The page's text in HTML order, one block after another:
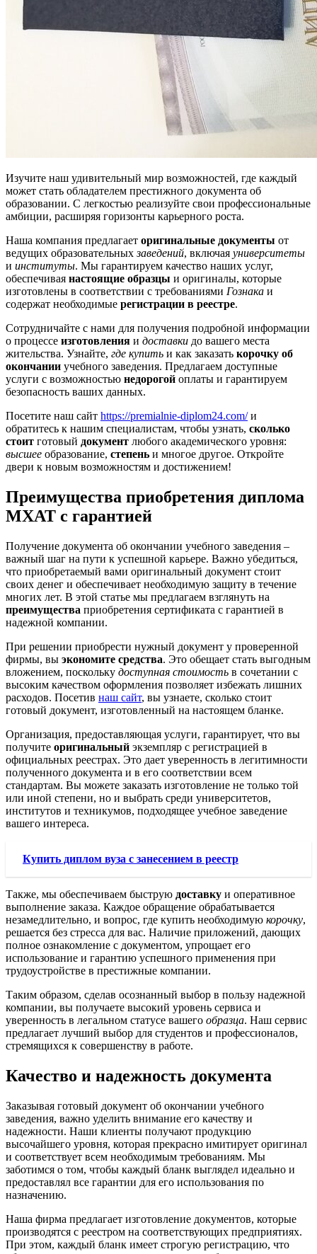
Изучите наш удивительный мир возможностей, где каждый
может стать обладателем престижного документа об
образовании. С легкостью реализуйте свои профессиональные
амбиции, расширяя горизонты карьерного роста.
Наша компания предлагает оригинальные документы от
ведущих образовательныхзаведений, включая университеты
и институты. Мы гарантируем качество наших услуг,
обеспечивая настоящие образцы и оригиналы, которые
изготовлены в соответствии с требованиями Гознака и
содержат необходимые регистрации в реестре.
Сотрудничайте с нами для получения подробной информации
о процессе изготовления и доставки до вашего места
жительства. Узнайте, где купить и как заказать корочку об
окончании учебного заведения. Предлагаем доступные
услуги с возможностью недорогой оплаты и гарантируем
безопасность ваших данных.
Посетите наш сайт https://premialnie-diplom24.com/и
обратитесь к нашим специалистам, чтобы узнать, сколько
стоит готовый документ любого академического уровня:
высшее образование, степень и многое другое. Откройте
двери к новым возможностям и достижением!
Преимущества приобретения диплома
МХАТ с гарантией
Получение документа об окончании учебного заведения –
важный шаг на пути к успешной карьере. Важно убедиться,
что приобретаемый вами оригинальный документ стоит
своих денег и обеспечивает необходимую защиту в течение
многих лет. В этой статье мы предлагаем взглянуть на
преимущества приобретения сертификата с гарантией в
надежной компании.
При решении приобрести нужный документ у проверенной
фирмы, вы экономите средства. Это обещает стать выгодным
вложением, поскольку доступная стоимость в сочетании с
высоким качеством оформления позволяет избежать лишних
расходов. Посетив наш сайт, вы узнаете, сколько стоит
готовый документ, изготовленный на настоящем бланке.
Организация, предоставляющая услуги, гарантирует, что вы
получите оригинальный экземпляр с регистрацией в
официальных реестрах. Это дает уверенность в легитимности
полученного документа и в его соответствии всем
стандартам. Вы можете заказать изготовление не только той
или иной степени, но и выбрать среди университетов,
институтов и техникумов, подходящее учебное заведение
вашего интереса.
Купить диплом вуза с занесением в реестр
Также, мы обеспечиваем быструю доставку и оперативное
выполнение заказа. Каждое обращение обрабатывается
незамедлительно, и вопрос, где купить необходимую корочку,
решается без стресса для вас. Наличие приложений, дающих
полное ознакомление с документом, упрощает его
использование и гарантию успешного применения при
трудоустройстве в престижные компании.
Таким образом, сделав осознанный выбор в пользу надежной
компании, вы получаете высокий уровень сервиса и
уверенность в легальном статусе вашего образца. Наш сервис
предлагает лучший выбор для студентов и профессионалов,
стремящихся к совершенству в работе.
Качество и надежность документа
Заказывая готовый документ об окончании учебного
заведения, важно уделить внимание его качеству и
надежности. Наши клиенты получают продукцию
высочайшего уровня, которая прекрасно имитирует оригинал
и соответствует всем необходимым требованиям. Мы
заботимся о том, чтобы каждый бланк выглядел идеально и
предоставлял все гарантии для его использования по
назначению.
Наша фирма предлагает изготовление документов, которые
производятся с реестром на соответствующих предприятиях.
При этом, каждый бланк имеет строгую регистрацию, что